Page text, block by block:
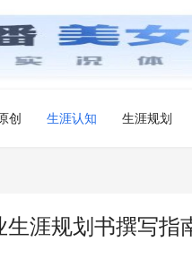
创 生涯认知 生涯规划
涯规划书撰写指